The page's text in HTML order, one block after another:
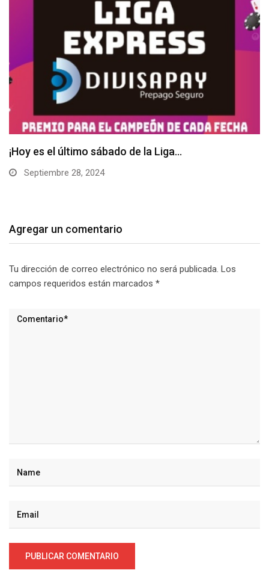
Septiembre te trae la Liga Divisapay
Septiembre 4, 2024
Agregar un comentario
Tu dirección de correo electrónico no será publicada. Los
campos requeridos están marcados *